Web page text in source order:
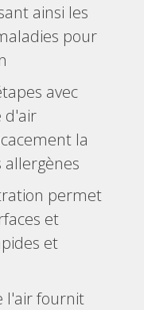
ainsi les
pour
avec
d'air
la
allergènes
permet
et
et
l'air fournit